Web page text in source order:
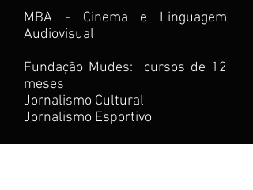
MBA - Cinema e Linguagem
Audiovisual
Fundação Mudes: cursos de 12
meses
Jornalismo Cultural
Jornalismo Esportivo